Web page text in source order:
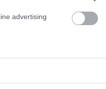
advertising